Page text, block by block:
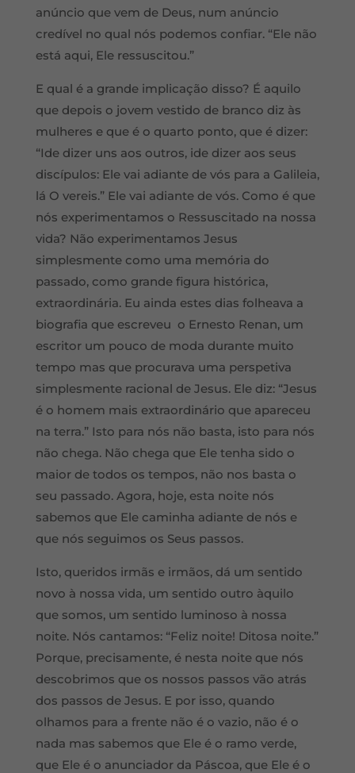
anúncio que vem de Deus, num anúncio
credível no qual nós podemos confiar. “Ele não
está aqui, Ele ressuscitou.”
E qual é a grande implicação disso? É aquilo
que depois o jovem vestido de branco diz às
mulheres e que é o quarto ponto, que é dizer:
“Ide dizer uns aos outros, ide dizer aos seus
discípulos: Ele vai adiante de vós para a Galileia,
lá O vereis.” Ele vai adiante de vós. Como é que
nós experimentamos o Ressuscitado na nossa
vida? Não experimentamos Jesus
simplesmente como uma memória do
passado, como grande figura histórica,
extraordinária. Eu ainda estes dias folheava a
biografia que escreveu o Ernesto Renan, um
escritor um pouco de moda durante muito
tempo mas que procurava uma perspetiva
simplesmente racional de Jesus. Ele diz: “Jesus
é o homem mais extraordinário que apareceu
na terra.” Isto para nós não basta, isto para nós
não chega. Não chega que Ele tenha sido o
maior de todos os tempos, não nos basta o
seu passado. Agora, hoje, esta noite nós
sabemos que Ele caminha adiante de nós e
que nós seguimos os Seus passos.
Isto, queridos irmãs e irmãos, dá um sentido
novo à nossa vida, um sentido outro àquilo
que somos, um sentido luminoso à nossa
noite. Nós cantamos: “Feliz noite! Ditosa noite.”
Porque, precisamente, é nesta noite que nós
descobrimos que os nossos passos vão atrás
dos passos de Jesus. E por isso, quando
olhamos para a frente não é o vazio, não é o
nada mas sabemos que Ele é o ramo verde,
que Ele é o anunciador da Páscoa, que Ele é o